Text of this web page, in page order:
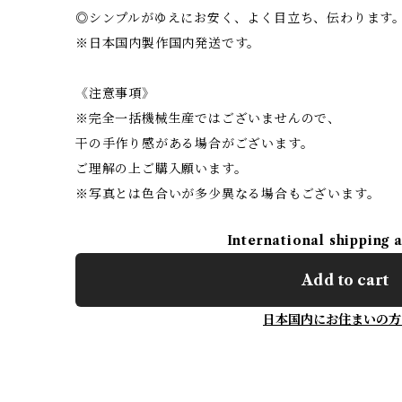
◎シンプルがゆえにお安く、よく目立ち、伝わります
※日本国内製作国内発送です。
《注意事項》
※完全一括機械生産ではございませんので、
干の手作り感がある場合がございます。
ご理解の上ご購入願います。
※写真とは色合いが多少異なる場合もございます。
International shipping
Add to cart
日本国内にお住まいの